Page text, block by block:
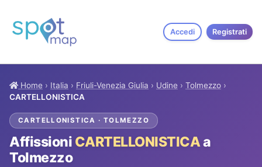
Accedi Registrati
Home › Italia › Friuli-Venezia Giulia › Udine › Tolmezzo ›
CARTELLONISTICA
CARTELLONISTICA · TOLMEZZO
Affissioni CARTELLONISTICAa
Tolmezzo